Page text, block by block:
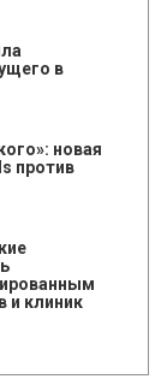
в
новая
против
и клиник